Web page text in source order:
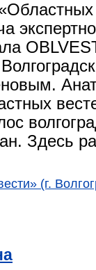
Здесь
(г.